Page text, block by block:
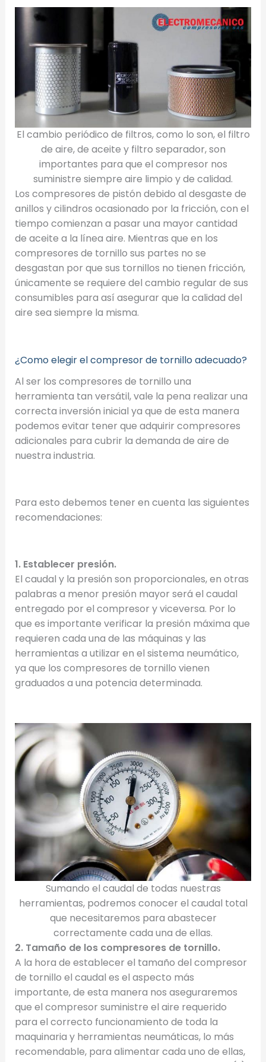
El cambio periódico de filtros, como lo son, el filtro
de aire, de aceite y filtro separador, son
importantes para que el compresor nos
suministre siempre aire limpio y de calidad.
Los compresores de pistón debido al desgaste de
anillos y cilindros ocasionado por la fricción, con el
tiempo comienzan a pasar una mayor cantidad
de aceite a la línea aire. Mientras que en los
compresores de tornillo sus partes no se
desgastan por que sus tornillos no tienen fricción,
únicamente se requiere del cambio regular de sus
consumibles para así asegurar que la calidad del
aire sea siempre la misma.
¿Como elegir el compresor de tornillo adecuado?
Al ser los compresores de tornillo una
herramienta tan versátil, vale la pena realizar una
correcta inversión inicial ya que de esta manera
podemos evitar tener que adquirir compresores
adicionales para cubrir la demanda de aire de
nuestra industria.
Para esto debemos tener en cuenta las siguientes
recomendaciones:
1. Establecer presión.
El caudal y la presión son proporcionales, en otras
palabras a menor presión mayor será el caudal
entregado por el compresor y viceversa. Por lo
que es importante verificar la presión máxima que
requieren cada una de las máquinas y las
herramientas a utilizar en el sistema neumático,
ya que los compresores de tornillo vienen
graduados a una potencia determinada.
Sumando el caudal de todas nuestras
herramientas, podremos conocer el caudal total
que necesitaremos para abastecer
correctamente cada una de ellas.
2. Tamaño de los compresores de tornillo.
A la hora de establecer el tamaño del compresor
de tornillo el caudal es el aspecto más
importante, de esta manera nos aseguraremos
que el compresor suministre el aire requerido
para el correcto funcionamiento de toda la
maquinaria y herramientas neumáticas, lo más
recomendable, para alimentar cada uno de ellas,